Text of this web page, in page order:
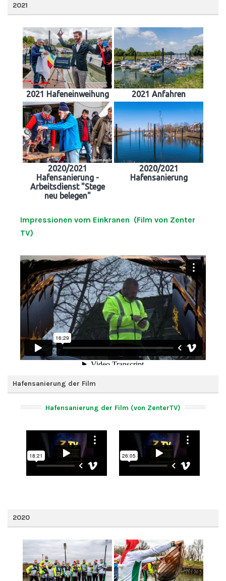
2021
2021 Hafeneinweihung 2021 Anfahren
2020/2021
Hafensanierung -
Arbeitsdienst "Stege
neu belegen"
2020/2021
Hafensanierung
Impressionen vom Einkranen (Film von Zenter
TV)
Hafensanierung der Film
Hafensanierung der Film (von ZenterTV)
2020